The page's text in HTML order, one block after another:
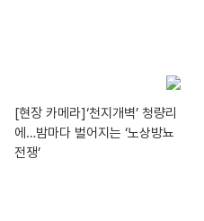
[현장 카메라]‘천지개벽’ 청량리
에…밤마다 벌어지는 ‘노상방뇨
전쟁’